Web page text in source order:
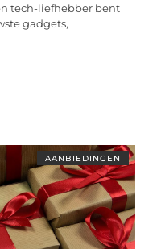
tech-liefhebber bent
gadgets,
AANBIEDINGEN